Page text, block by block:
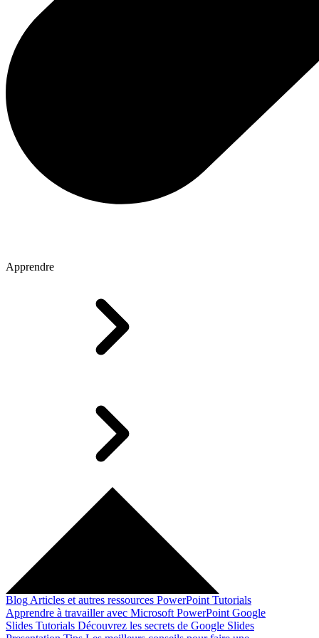
Apprendre
Blog Articles et autres ressources PowerPoint Tutorials
Apprendre à travailler avec Microsoft PowerPoint Google
Slides Tutorials Découvrez les secrets de Google Slides